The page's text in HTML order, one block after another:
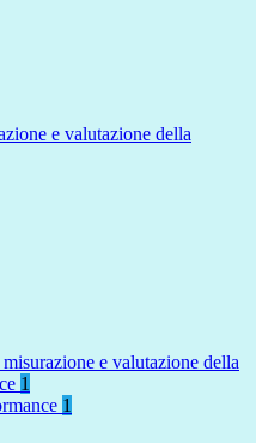
e valutazione della
e valutazione della
1
1